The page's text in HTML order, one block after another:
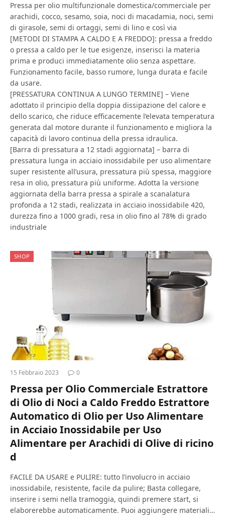
Pressa per olio multifunzionale domestica/commerciale per
arachidi, cocco, sesamo, soia, noci di macadamia, noci, semi
di girasole, semi di ortaggi, semi di lino e così via
[METODI DI STAMPA A CALDO E A FREDDO]: pressa a freddo
o pressa a caldo per le tue esigenze, inserisci la materia
prima e produci immediatamente olio senza aspettare.
Funzionamento facile, basso rumore, lunga durata e facile
da usare.
[PRESSATURA CONTINUA A LUNGO TERMINE] – Viene
adottato il principio della doppia dissipazione del calore e
dello scarico, che riduce efficacemente l’elevata temperatura
generata dal motore durante il funzionamento e migliora la
capacità di lavoro continua della pressa idraulica.
[Barra di pressatura a 12 stadi aggiornata] – barra di
pressatura lunga in acciaio inossidabile per uso alimentare
super resistente all’usura, pressatura più spessa, maggiore
resa in olio, pressatura più uniforme. Adotta la versione
aggiornata della barra pressa a spirale a scanalatura
profonda a 12 stadi, realizzata in acciaio inossidabile 420,
durezza fino a 1000 gradi, resa in olio fino al 78% di grado
industriale
SHOP
15 Febbraio 2023 0
Pressa per Olio Commerciale Estrattore
di Olio di Noci a Caldo Freddo Estrattore
Automatico di Olio per Uso Alimentare
in Acciaio Inossidabile per Uso
Alimentare per Arachidi di Olive di ricino
d
FACILE DA USARE e PULIRE: tutto l’involucro in acciaio
inossidabile, resistente, facile da pulire; Basta collegare,
inserire i semi nella tramoggia, quindi premere start, si
elaborerebbe automaticamente. Puoi aggiungere materiali…